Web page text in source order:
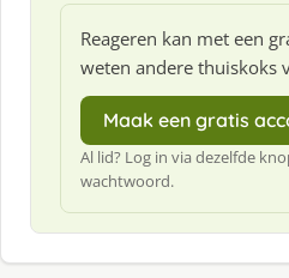
Reageren kan met een
weten andere thuiskoks
Maak een gratis
Al lid? Log in via dezelfde
wachtwoord.